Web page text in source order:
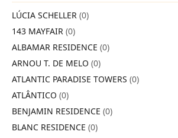
LÚCIA SCHELLER (0)
143 MAYFAIR (0)
ALBAMAR RESIDENCE (0)
ARNOU T. DE MELO (0)
ATLANTIC PARADISE TOWERS (0)
ATLÂNTICO (0)
BENJAMIN RESIDENCE (0)
BLANC RESIDENCE (0)